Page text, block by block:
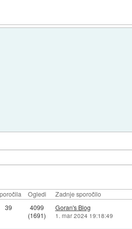
Ogledi Zadnje sporočilo
39
4099
(1691)
Goran's Blog
1. mar 2024 19:18:49